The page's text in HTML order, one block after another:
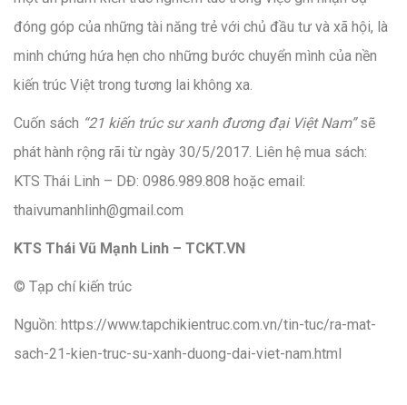
đóng góp của những tài năng trẻ với chủ đầu tư và xã hội, là
minh chứng hứa hẹn cho những bước chuyển mình của nền
kiến trúc Việt trong tương lai không xa.
Cuốn sách “21 kiến trúc sư xanh đương đại Việt Nam” sẽ
phát hành rộng rãi từ ngày 30/5/2017. Liên hệ mua sách:
KTS Thái Linh – DĐ: 0986.989.808 hoặc email:
thaivumanhlinh@gmail.com
KTS Thái Vũ Mạnh Linh – TCKT.VN
© Tạp chí kiến trúc
Nguồn: https://www.tapchikientruc.com.vn/tin-tuc/ra-mat-
sach-21-kien-truc-su-xanh-duong-dai-viet-nam.html